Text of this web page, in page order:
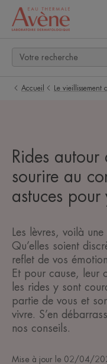
Accueil Le vieillissement
Rides
sourire au
astuces pour
Les lèvres, voilà
Qu’elles soient
reflet de vos
Et pour cause, leur
les rides y sont
partie de vous et
vivre. S’en
nos conseils.
Mise à jour le 02/04/